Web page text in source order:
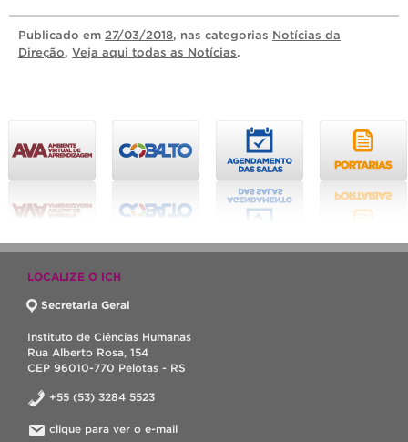
Publicado em 27/03/2018, nas categorias Notícias da
Direção, Veja aqui todas as Notícias.
LOCALIZE O ICH
Secretaria Geral
Instituto de Ciências Humanas
Rua Alberto Rosa, 154
CEP 96010-770 Pelotas - RS
+55 (53) 3284 5523
clique para ver o e-mail